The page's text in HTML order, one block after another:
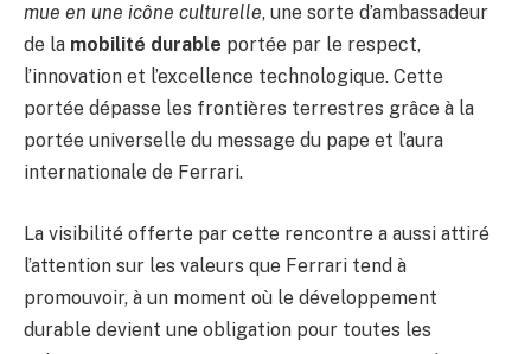
mue en une icône culturelle, une sorte d’ambassadeur
de la mobilité durable portée par le respect,
l’innovation et l’excellence technologique. Cette
portée dépasse les frontières terrestres grâce à la
portée universelle du message du pape et l’aura
internationale de Ferrari.
La visibilité offerte par cette rencontre a aussi attiré
l’attention sur les valeurs que Ferrari tend à
promouvoir, à un moment où le développement
durable devient une obligation pour toutes les